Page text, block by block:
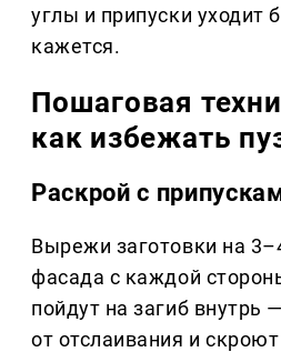
углы и припуски уходит
кажется.
Пошаговая
как избежать
Раскрой с
Вырежи заготовки на
фасада с каждой
пойдут на загиб внутрь
от отслаивания и